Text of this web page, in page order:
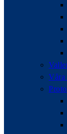
Våra